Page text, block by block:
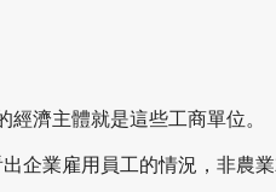
濟主體就是這些工商單位。
企業雇用員工的情況，非農